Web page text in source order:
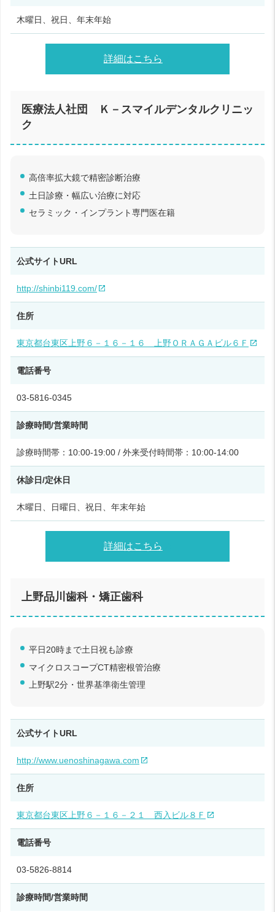
木曜日、祝日、年末年始
詳細はこちら
医療法人社団 Ｋ－スマイルデンタルクリニッ
ク
高倍率拡大鏡で精密診断治療
土日診療・幅広い治療に対応
セラミック・インプラント専門医在籍 ​
公式サイトURL
http://shinbi119.com/
住所
東京都台東区上野６－１６－１６ 上野ＯＲＡＧＡビル６Ｆ
電話番号
03-5816-0345
診療時間/営業時間
診療時間帯：10:00-19:00 / 外来受付時間帯：10:00-14:00
休診日/定休日
木曜日、日曜日、祝日、年末年始
詳細はこちら
上野品川歯科・矯正歯科
平日20時まで土日祝も診療
マイクロスコープCT精密根管治療
上野駅2分・世界基準衛生管理
公式サイトURL
http://www.uenoshinagawa.com
住所
東京都台東区上野６－１６－２１ 西入ビル８Ｆ
電話番号
03-5826-8814
診療時間/営業時間